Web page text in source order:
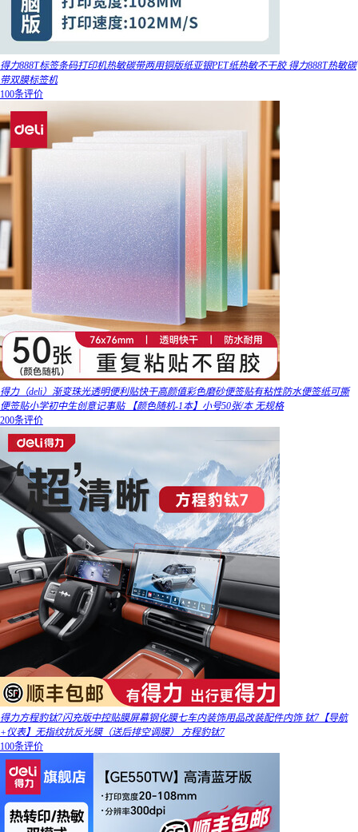
得力888T标签条码打印机热敏碳带两用铜版纸亚银PET纸热敏不干胶 得力888T热敏碳
带双膜标签机
100条评价
得力（deli）渐变珠光透明便利贴快干高颜值彩色磨砂便签贴有粘性防水便签纸可撕
便签贴小学初中生创意记事贴 【颜色随机-1本】小号50张/本 无规格
200条评价
得力方程豹钛7闪充版中控贴膜屏幕钢化膜七车内装饰用品改装配件内饰 钛7【导航
+仪表】无指纹抗反光膜（送后排空调膜） 方程豹钛7
100条评价